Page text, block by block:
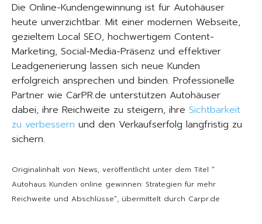
Die Online-Kundengewinnung ist für Autohäuser
heute unverzichtbar. Mit einer modernen Webseite,
gezieltem Local SEO, hochwertigem Content-
Marketing, Social-Media-Präsenz und effektiver
Leadgenerierung lassen sich neue Kunden
erfolgreich ansprechen und binden. Professionelle
Partner wie CarPR.de unterstützen Autohäuser
dabei, ihre Reichweite zu steigern, ihre Sichtbarkeit
zu verbessern und den Verkaufserfolg langfristig zu
sichern.
Originalinhalt von News, veröffentlicht unter dem Titel “
Autohaus Kunden online gewinnen: Strategien für mehr
Reichweite und Abschlüsse“, übermittelt durch Carpr.de